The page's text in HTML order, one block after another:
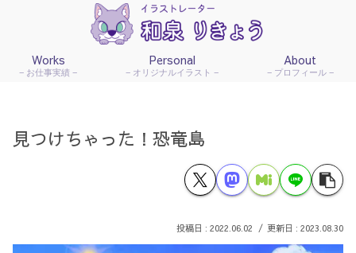
Works
お仕事実績
Personal
オリジナルイラスト
About
プロフィール
見つけちゃった！恐竜島
2022.06.02 2023.08.30